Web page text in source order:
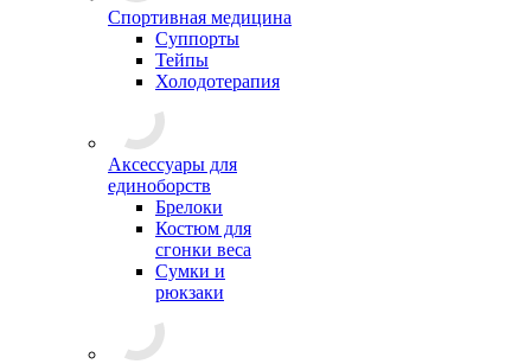
Спортивная медицина
Суппорты
Тейпы
Холодотерапия
Аксессуары для
единоборств
Брелоки
Костюм для
сгонки веса
Сумки и
рюкзаки